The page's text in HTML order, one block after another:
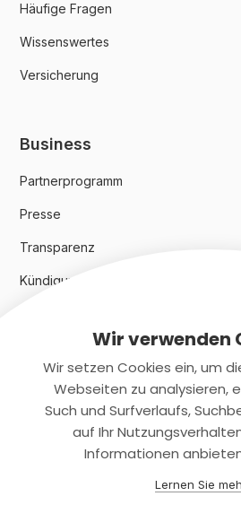
Häufige Fragen
Wissenswertes
Versicherung
Business
Partnerprogramm
Presse
Transparenz
Kündigungsindex 2024
Rechtliches
Datenschutz
Wir verwenden
Wir setzen Cookies ein, um
Webseiten zu analysieren,
Such und Surfverlaufs,
auf Ihr
Informationen
Lernen Sie